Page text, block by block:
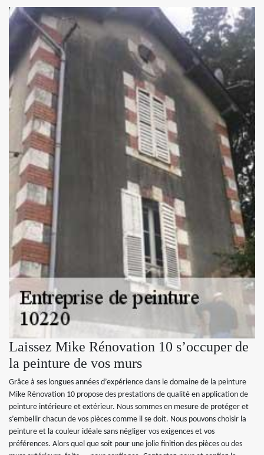
Laissez Mike Rénovation 10 s’occuper de
la peinture de vos murs
Grâce à ses longues années d’expérience dans le domaine de la peinture
Mike Rénovation 10 propose des prestations de qualité en application de
peinture intérieure et extérieur. Nous sommes en mesure de protéger et
s’embellir chacun de vos pièces comme il se doit. Nous pouvons choisir la
peinture et la couleur idéale sans négliger vos exigences et vos
préférences. Alors quel que soit pour une jolie finition des pièces ou des